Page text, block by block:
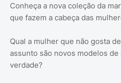
Conheça a nova coleção da
que fazem a cabeça das
Qual a mulher que não gosta
assunto são novos modelos de
verdade?